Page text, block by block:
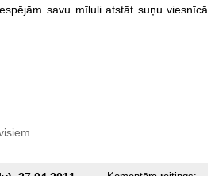
savu mīluli atstāt suņu viesnīcā